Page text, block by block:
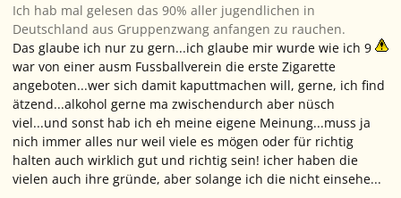
Ich hab mal gelesen das 90% aller jugendlichen in
Deutschland aus Gruppenzwang anfangen zu rauchen.
Das glaube ich nur zu gern...ich glaube mir wurde wie ich 9
war von einer ausm Fussballverein die erste Zigarette
angeboten...wer sich damit kaputtmachen will, gerne, ich find
ätzend...alkohol gerne ma zwischendurch aber nüsch
viel...und sonst hab ich eh meine eigene Meinung...muss ja
nich immer alles nur weil viele es mögen oder für richtig
halten auch wirklich gut und richtig sein! icher haben die
vielen auch ihre gründe, aber solange ich die nicht einsehe...